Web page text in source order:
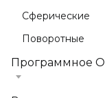
Сферические
Поворотные
Программное